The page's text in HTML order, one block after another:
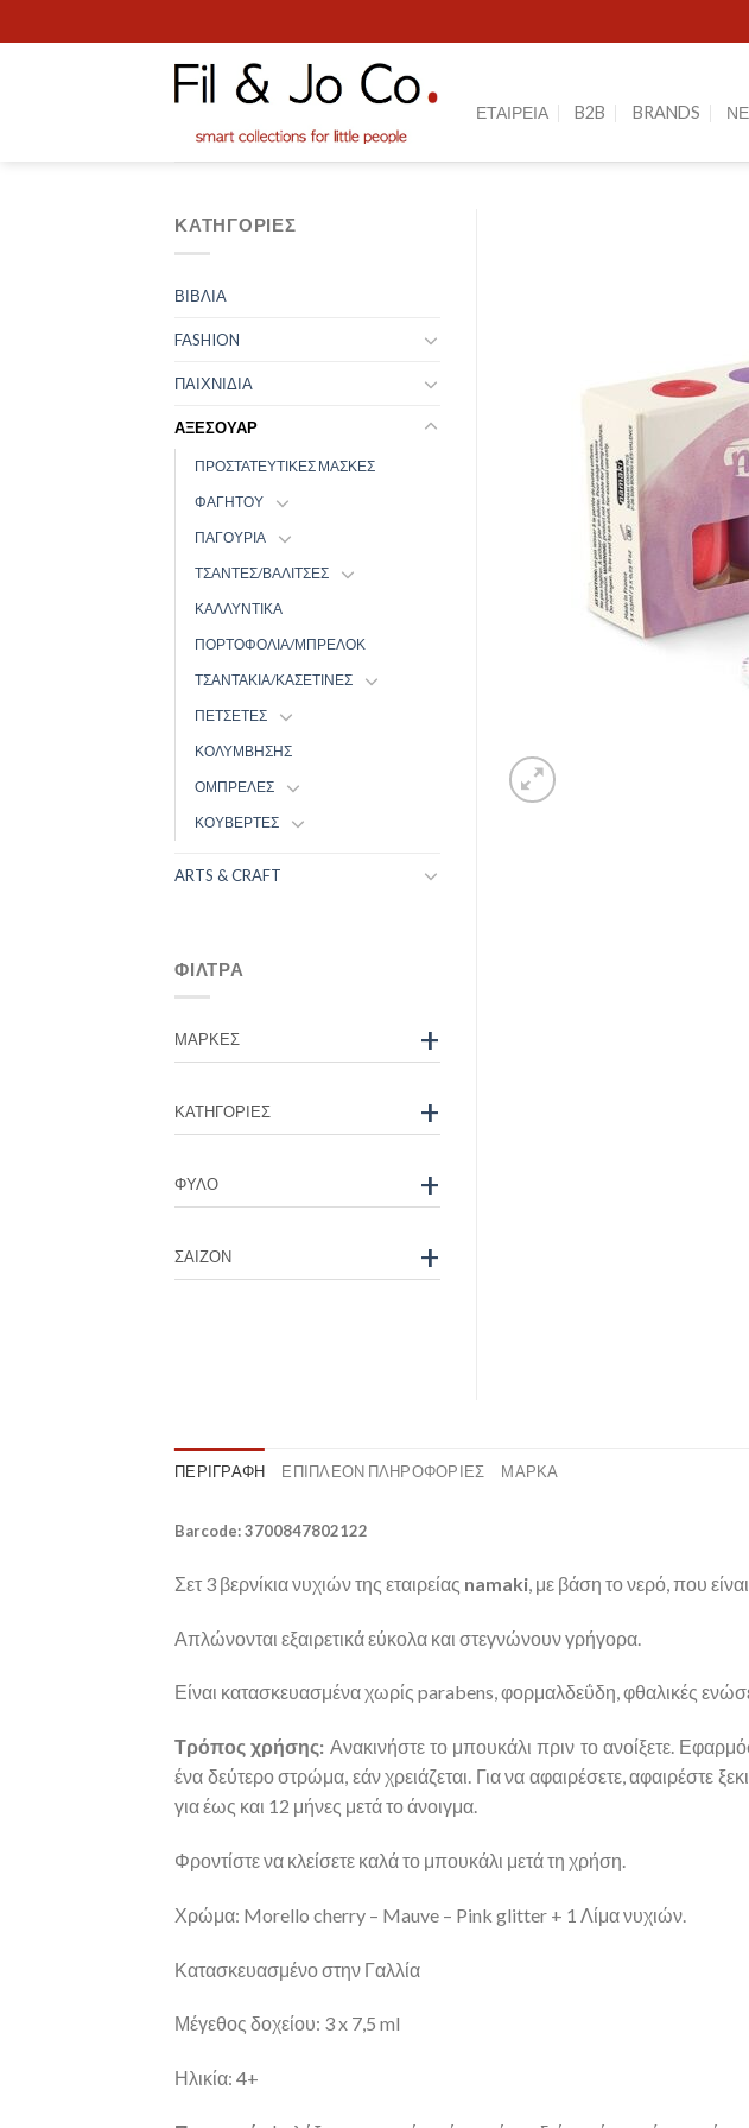
to
ΕΤΑΙΡΕΙΑ B2B BRANDS
ΚΑΤΗΓΟΡΊΕΣ
ΒΙΒΛΙΑ
FASHION
ΠΑΙΧΝΙΔΙΑ
ΑΞΕΣΟΥΑΡ
ΠΡΟΣΤΑΤΕΥΤΙΚΕΣ ΜΑΣΚΕΣ
ΦΑΓΗΤΟΥ
ΠΑΓΟΥΡΙΑ
ΤΣΑΝΤΕΣ/ΒΑΛΙΤΣΕΣ
ΚΑΛΛΥΝΤΙΚΑ
ΠΟΡΤΟΦΟΛΙΑ/ΜΠΡΕΛΟΚ
ΤΣΑΝΤΑΚΙΑ/ΚΑΣΕΤΙΝΕΣ
ΠΕΤΣΕΤΕΣ
ΚΟΛΥΜΒΗΣΗΣ
ΟΜΠΡΕΛΕΣ
ΚΟΥΒΕΡΤΕΣ
ARTS & CRAFT
ΦΊΛΤΡΑ
ΜΆΡΚΕΣ +
ΚΑΤΗΓΟΡΊΕΣ +
ΦΎΛΟ +
ΣΑΙΖΌΝ +
ΠΕΡΙΓΡΑΦΉ ΕΠΙΠΛΈΟΝ ΠΛΗΡΟΦΟΡΊΕΣ ΜΆΡΚΑ
Barcode: 3700847802122
Σετ 3 βερνίκια νυχιών της εταιρείας namaki, με βάση το νερό, που
Απλώνονται εξαιρετικά εύκολα και στεγνώνουν γρήγορα.
Είναι κατασκευασμένα χωρίς parabens, φορμαλδεΰδη, φθαλικές
Τρόπος χρήσης: Ανακινήστε το μπουκάλι πριν το ανοίξετε.
ένα δεύτερο στρώμα, εάν χρειάζεται. Για να αφαιρέσετε, αφαιρέστε
για έως και 12 μήνες μετά το άνοιγμα.
Φροντίστε να κλείσετε καλά το μπουκάλι μετά τη χρήση.
Χρώμα: Morello cherry – Mauve – Pink glitter + 1 Λίμα νυχιών.
Κατασκευασμένο στην Γαλλία
Μέγεθος δοχείου: 3 x 7,5 ml
Ηλικία: 4+